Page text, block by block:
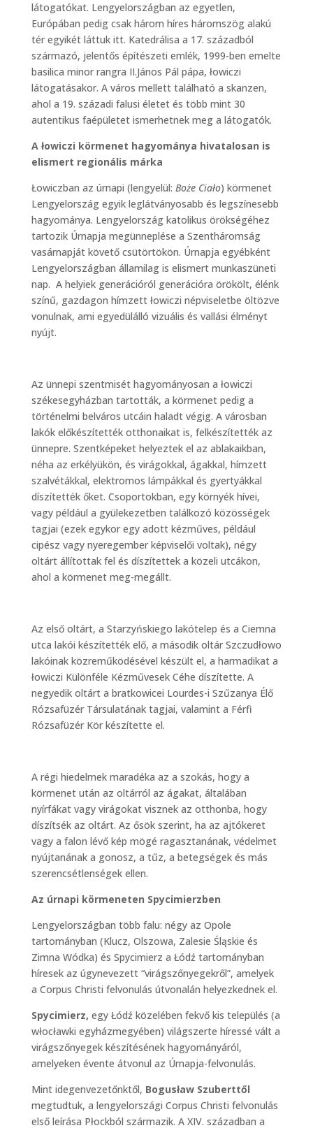
látogatókat. Lengyelországban az egyetlen,
Európában pedig csak három híres háromszög alakú
tér egyikét láttuk itt. Katedrálisa a 17. századból
származó, jelentős építészeti emlék, 1999-ben emelte
basilica minor rangra II.János Pál pápa, łowiczi
látogatásakor. A város mellett található a skanzen,
ahol a 19. századi falusi életet és több mint 30
autentikus faépületet ismerhetnek meg a látogatók.
A łowiczi körmenet hagyománya hivatalosan is
elismert regionális márka
Łowiczban az úrnapi (lengyelül: Boże Ciało) körmenet
Lengyelország egyik leglátványosabb és legszínesebb
hagyománya. Lengyelország katolikus örökségéhez
tartozik Úrnapja megünneplése a Szentháromság
vasárnapját követő csütörtökön. Úrnapja egyébként
Lengyelországban államilag is elismert munkaszüneti
nap. A helyiek generációról generációra örökölt, élénk
színű, gazdagon hímzett łowiczi népviseletbe öltözve
vonulnak, ami egyedülálló vizuális és vallási élményt
nyújt.
Az ünnepi szentmisét hagyományosan a łowiczi
székesegyházban tartották, a körmenet pedig a
történelmi belváros utcáin haladt végig. A városban
lakók előkészítették otthonaikat is, felkészítették az
ünnepre. Szentképeket helyeztek el az ablakaikban,
néha az erkélyükön, és virágokkal, ágakkal, hímzett
szalvétákkal, elektromos lámpákkal és gyertyákkal
díszítették őket. Csoportokban, egy környék hívei,
vagy például a gyülekezetben találkozó közösségek
tagjai (ezek egykor egy adott kézműves, például
cipész vagy nyeregember képviselői voltak), négy
oltárt állítottak fel és díszítettek a közeli utcákon,
ahol a körmenet meg-megállt.
Az első oltárt, a Starzyńskiego lakótelep és a Ciemna
utca lakói készítették elő, a második oltár Szczudłowo
lakóinak közreműködésével készült el, a harmadikat a
łowiczi Különféle Kézművesek Céhe díszítette. A
negyedik oltárt a bratkowicei Lourdes-i Szűzanya Élő
Rózsafüzér Társulatának tagjai, valamint a Férfi
Rózsafüzér Kör készítette el.
A régi hiedelmek maradéka az a szokás, hogy a
körmenet után az oltárról az ágakat, általában
nyírfákat vagy virágokat visznek az otthonba, hogy
díszítsék az oltárt. Az ősök szerint, ha az ajtókeret
vagy a falon lévő kép mögé ragasztanának, védelmet
nyújtanának a gonosz, a tűz, a betegségek és más
szerencsétlenségek ellen.
Az úrnapi körmeneten Spycimierzben
Lengyelországban több falu: négy az Opole
tartományban (Klucz, Olszowa, Zalesie Śląskie és
Zimna Wódka) és Spycimierz a Łódź tartományban
híresek az úgynevezett “virágszőnyegekről”, amelyek
a Corpus Christi felvonulás útvonalán helyezkednek el.
Spycimierz, egy Łódź közelében fekvő kis település (a
włocławki egyházmegyében) világszerte híressé vált a
virágszőnyegek készítésének hagyományáról,
amelyeken évente átvonul az Úrnapja-felvonulás.
Mint idegenvezetőnktől, Bogusław Szuberttől
megtudtuk, a lengyelországi Corpus Christi felvonulás
első leírása Płockból származik. A XIV. században a